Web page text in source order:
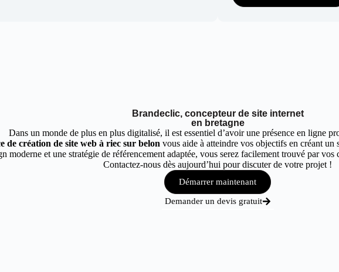
Brandeclic, concepteur de site internet
en bretagne
Dans un monde de plus en plus digitalisé, il est essentiel d’avoir une présence en ligne
de création de site web à riec sur belon vous aide à atteindre vos objectifs en créant
moderne et une stratégie de référencement adaptée, vous serez facilement trouvé par
Contactez-nous dès aujourd’hui pour discuter de votre projet !
Démarrer maintenant
Demander un devis gratuit